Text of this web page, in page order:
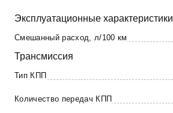
Эксплуатационные характеристики
Смешанный расход, л/100 км
Трансмиссия
Тип КПП
Количество передач КПП